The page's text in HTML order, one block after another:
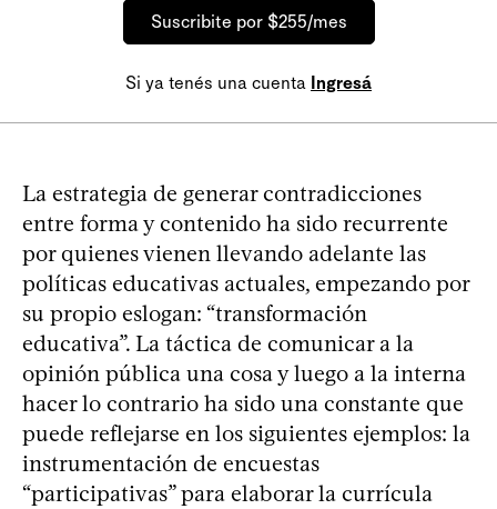
Suscribite por $255/mes
Si ya tenés una cuenta Ingresá
La estrategia de generar contradicciones
entre forma y contenido ha sido recurrente
por quienes vienen llevando adelante las
políticas educativas actuales, empezando por
su propio eslogan: “transformación
educativa”. La táctica de comunicar a la
opinión pública una cosa y luego a la interna
hacer lo contrario ha sido una constante que
puede reflejarse en los siguientes ejemplos: la
instrumentación de encuestas
“participativas” para elaborar la currícula